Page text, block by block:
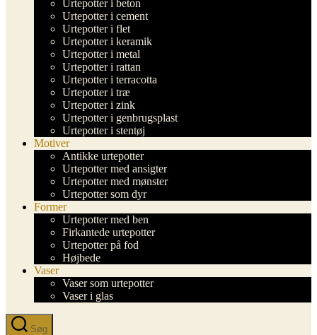
Urtepotter i beton
Urtepotter i cement
Urtepotter i flet
Urtepotter i keramik
Urtepotter i metal
Urtepotter i rattan
Urtepotter i terracotta
Urtepotter i træ
Urtepotter i zink
Urtepotter i genbrugsplast
Urtepotter i stentøj
Motiver
Antikke urtepotter
Urtepotter med ansigter
Urtepotter med mønster
Urtepotter som dyr
Former
Urtepotter med ben
Firkantede urtepotter
Urtepotter på fod
Højbede
Vaser
Vaser som urtepotter
Vaser i glas
Søg